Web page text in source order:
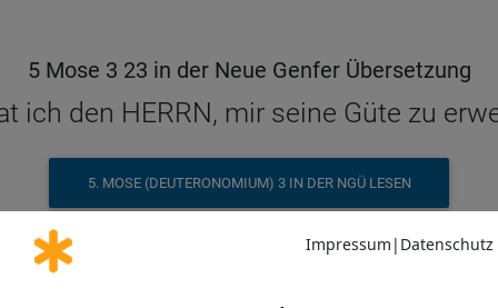
5 Mose 3 23 in der Neue Genfer Übersetzung
ich den HERRN, mir seine Güte zu
5. MOSE (DEUTERONOMIUM) 3 IN DER NGÜ LESEN
© Genfer Bibelgesellschaft / Deutsche Bibelgesellschaft, Stuttgart